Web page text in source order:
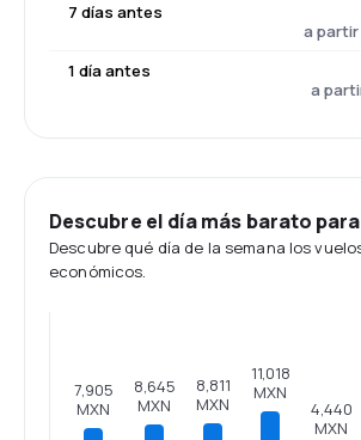
7 días antes
a partir
1 día antes
a
Descubre el día más barato
Descubre qué día de la semana los
económicos.
7,905
MXN
8,645
MXN
8,811
MXN
11,018
MXN
4,440
MXN